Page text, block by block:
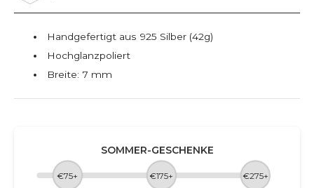
Handgefertigt aus 925 Silber (42g)
Hochglanzpoliert
Breite: 7 mm
SOMMER-GESCHENKE
€75+ €175+ €275+